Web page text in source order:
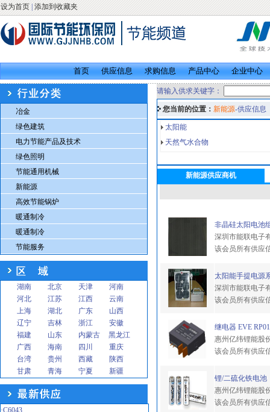
设为首页 添加到收藏夹
首页 供应信息 求购信息 产品中心 企业中心
冶金
绿色建筑
电力节能产品及技术
绿色照明
节能通用机械
新能源
高效节能锅炉
暖通制冷
暖通制冷
节能服务
湖南 北京 天津
河南
河北
江苏 江西
云南
上海
湖北 广东
山西
辽宁
吉林 浙江
安徽
福建
山东 内蒙古
黑龙江
广西
海南 四川
重庆
台湾
贵州 西藏
陕西
甘肃
青海 宁夏 新疆
·C6043
请输入供求关键字：
您当前的位置： 新能源-供应信息
太阳能
天然气水合物
新能源供应商机
非晶硅太阳电池
深圳市能联电子
该会员所有供应
太阳能手提电源
深圳市能联电子
该会员所有供应
继电器 EVE RP01
惠州亿纬锂能股
该会员所有供应
锂/二硫化铁电池
惠州亿纬锂能股
该会员所有供应